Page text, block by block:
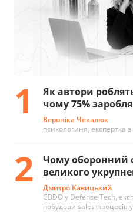
1
Як автори
чому 75%
Вероніка Чекалюк
психологиня, експертка з
2
Чому оборонний
великого
Дмитро Кавицький
CBDO у Defense Tech,
побудови sales-процесів